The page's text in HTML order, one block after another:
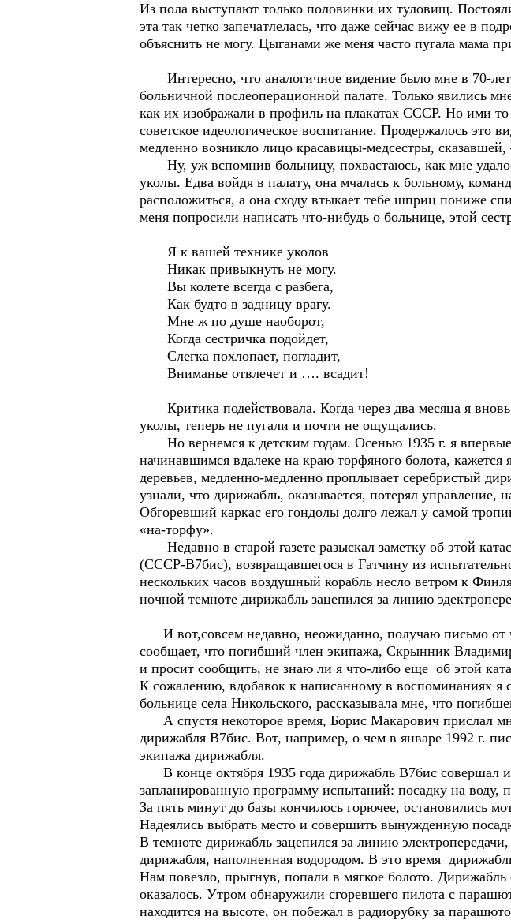
Из пола выступают только половинки их туловищ.
эта так четко запечатлелась, что даже сейчас вижу ее в
объяснить не могу. Цыганами же меня часто пугала мама
Интересно, что аналогичное видение было мне в 70-
больничной послеоперационной палате. Только явились
как их изображали в профиль на плакатах СССР. Но ими то
советское идеологическое воспитание. Продержалось это
медленно возникло лицо красавицы-медсестры,
Ну, уж вспомнив больницу, похвастаюсь, как мне
уколы. Едва войдя в палату, она мчалась к больному,
расположиться, а она сходу втыкает тебе шприц пониже
меня попросили написать что-нибудь о больнице, этой
Я к вашей технике уколов
Никак привыкнуть не могу.
Вы колете всегда с разбега,
Как будто в задницу врагу.
Мне ж по душе наоборот,
Когда сестричка подойдет,
Слегка похлопает, погладит,
Вниманье отвлечет и …. всадит!
Критика подействовала. Когда через два месяца я вновь
уколы, теперь не пугали и почти не ощущались.
Но вернемся к детским годам. Осенью 1935 г. я
начинавшимся вдалеке на краю торфяного болота,
деревьев, медленно-медленно проплывает серебристый
узнали, что дирижабль, оказывается, потерял управление,
Обгоревший каркас его гондолы долго лежал у самой
«на-торфу».
Недавно в старой газете разыскал заметку об этой
(СССР-В7бис), возвращавшегося в Гатчину из
нескольких часов воздушный корабль несло ветром к
ночной темноте дирижабль зацепился за линию
И вот,совсем недавно, неожиданно, получаю письмо от
сообщает, что погибший член экипажа, Скрынник
и просит сообщить, не знаю ли я что-либо еще об этой
К сожалению, вдобавок к написанному в воспоминаниях я
больнице села Никольского, рассказывала мне, что
А спустя некоторое время, Борис Макарович прислал
дирижабля В7бис. Вот, например, о чем в январе 1992 г.
экипажа дирижабля.
В конце октября 1935 года дирижабль В7бис совершал
запланированную программу испытаний: посадку на воду,
За пять минут до базы кончилось горючее, остановились
Надеялись выбрать место и совершить вынужденную
В темноте дирижабль зацепился за линию
дирижабля, наполненная водородом. В это время
Нам повезло, прыгнув, попали в мягкое болото.
оказалось. Утром обнаружили сгоревшего пилота с
находится на высоте, он побежал в радиорубку за